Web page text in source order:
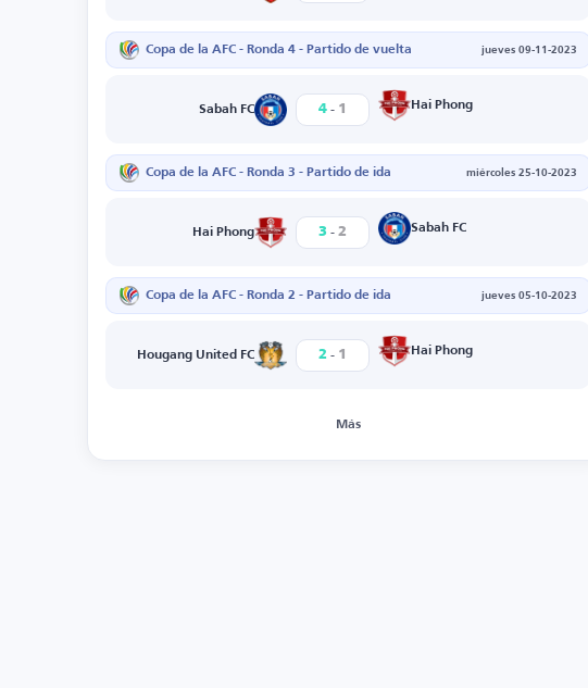
Copa de la AFC - Ronda 4 - Partido de vuelta jueves 09-11-2023
Sabah FC 4 - 1 Hai Phong
Copa de la AFC - Ronda 3 - Partido de ida miércoles 25-10-2023
Hai Phong 3 - 2 Sabah FC
Copa de la AFC - Ronda 2 - Partido de ida jueves 05-10-2023
Hougang United FC 2 - 1 Hai Phong
Más